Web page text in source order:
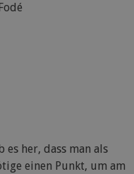
es her, dass man als
einen Punkt, um am